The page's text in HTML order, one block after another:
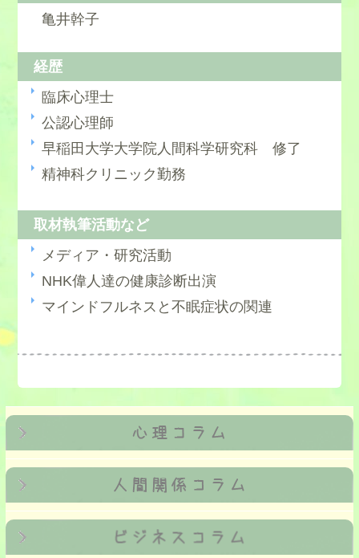
亀井幹子
経歴
臨床心理士
公認心理師
早稲田大学大学院人間科学研究科 修了
精神科クリニック勤務
取材執筆活動など
メディア・研究活動
NHK偉人達の健康診断出演
マインドフルネスと不眠症状の関連